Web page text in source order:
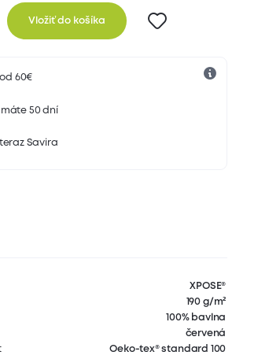
Vložiť do košíka
60€
50 dní
Savira
XPOSE®
190 g/m²
100% bavlna
červená
Oeko-tex® standard 100